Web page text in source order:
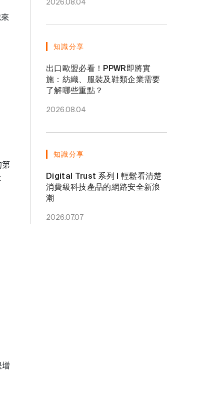
第
增
2026.08.04
知識分享
出口歐盟必看！PPWR即將實
施：紡織、服裝及鞋類企業需要
了解哪些重點？
2026.08.04
知識分享
Digital Trust 系列 | 輕鬆看清楚
消費級科技產品的網路安全新浪
潮
2026.07.07